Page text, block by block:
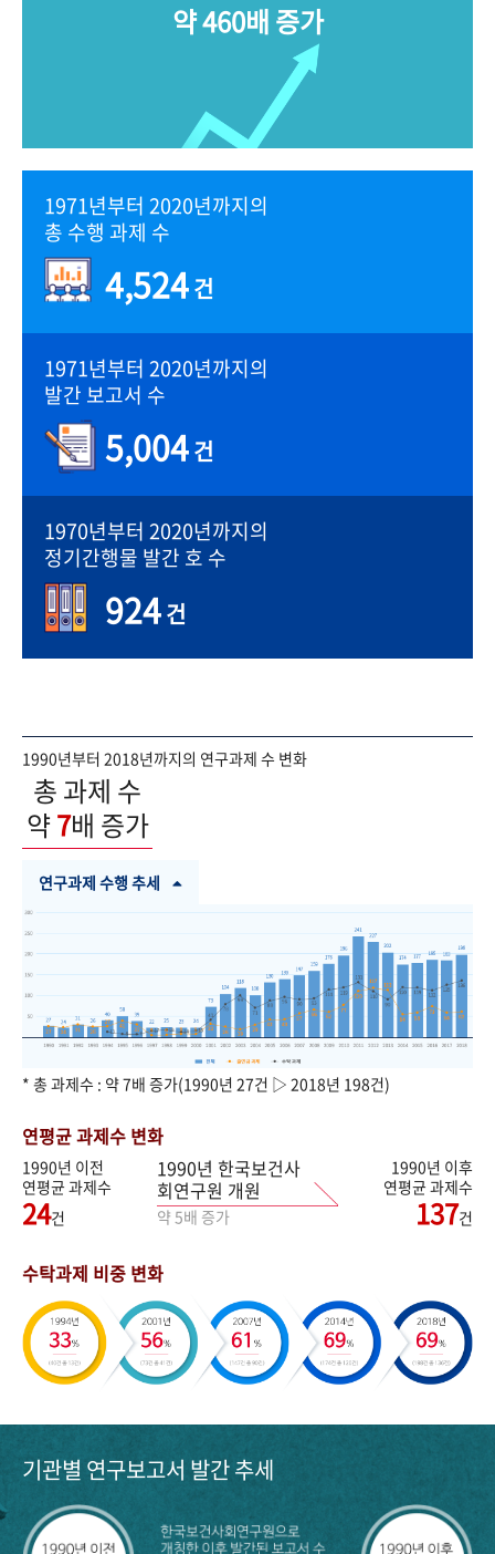
약 460배 증가
1971년부터 2020년까지의
총 수행 과제 수
4,524건
1971년부터 2020년까지의
발간 보고서 수
5,004건
1970년부터 2020년까지의
정기간행물 발간 호 수
924건
1990년부터 2018년까지의 연구과제 수 변화
총 과제 수
약7배 증가
연구과제 수행 추세
* 총 과제수 : 약 7배 증가(1990년 27건 ▷ 2018년 198건)
연평균 과제수 변화
1990년 이전
연평균 과제수
24건
1990년 한국보건사
회연구원 개원
약 5배 증가
1990년 이후
연평균 과제수
137건
수탁과제 비중 변화
기관별 연구보고서 발간 추세